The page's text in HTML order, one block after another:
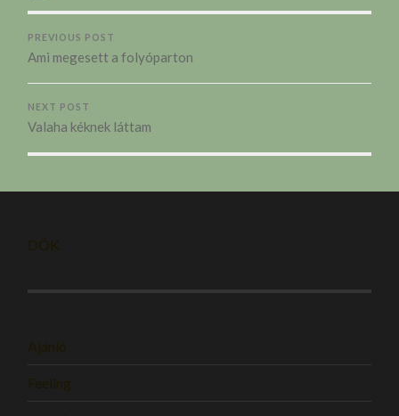
PREVIOUS POST
Ami megesett a folyóparton
NEXT POST
Valaha kéknek láttam
DÖK
Ajánló
Feeling